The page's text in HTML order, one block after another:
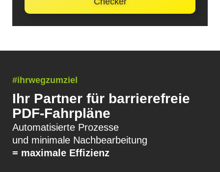
#ihrwegzumziel
Ihr Partner für barrierefreie
PDF-Fahrpläne
Automatisierte Prozesse
und minimale Nachbearbeitung
= maximale Effizienz